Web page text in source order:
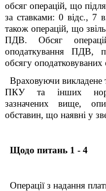
обсяг операцій, що
за ставками: 0 відс., 7
також операцій, що
ПДВ. Обсяг
оподаткування ПДВ,
обсягу оподатковуваних
Враховуючи викладене
ПКУ та інших
зазначених вище,
обставин, що наявні у
Щодо питань 1 - 4
Операції з надання